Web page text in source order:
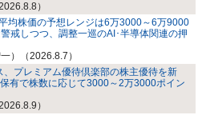
）
均株価の予想レンジは6万3000～6万9000
戒しつつ、調整一巡のAI･半導体関連の押
）（2026.8.7）
、プレミアム優待倶楽部の株主優待を新
有で株数に応じて3000～2万3000ポイン
）